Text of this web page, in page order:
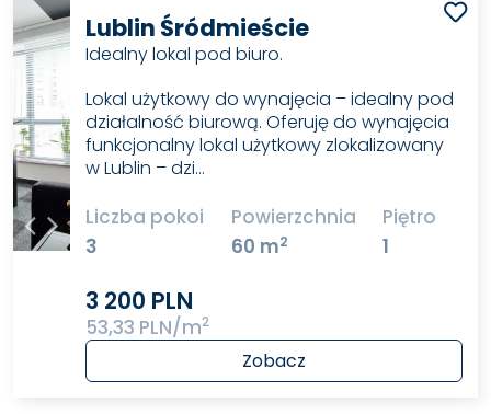
Lublin Śródmieście
Idealny lokal pod biuro.
Lokal użytkowy do wynajęcia – idealny pod
działalność biurową. Oferuję do wynajęcia
funkcjonalny lokal użytkowy zlokalizowany
w Lublin – dzi…
Liczba pokoi
3
Powierzchnia
60 m2
Piętro
1
3 200 PLN
53,33 PLN/m2
Zobacz